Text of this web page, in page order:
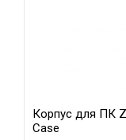
Корпус для ПК
Case